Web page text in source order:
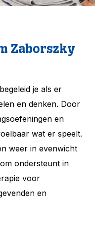
Zaborszky
je als er
en denken. Door
en
wat er speelt.
weer in evenwicht
ondersteunt in
voor
en